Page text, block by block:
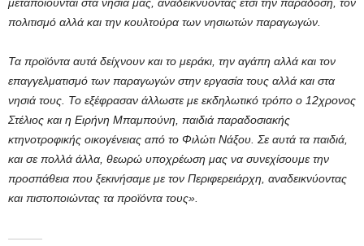
πολιτισμό αλλά και την κουλτούρα των νησιωτών παραγωγών.
Τα προϊόντα αυτά δείχνουν και το μεράκι, την αγάπη αλλά και τον
επαγγελματισμό των παραγωγών στην εργασία τους αλλά και στα
νησιά τους. Το εξέφρασαν άλλωστε με εκδηλωτικό τρόπο ο 12χρονος
Στέλιος και η Ειρήνη Μπαμπούνη, παιδιά παραδοσιακής
κτηνοτροφικής οικογένειας από το Φιλώτι Νάξου. Σε αυτά τα παιδιά,
και σε πολλά άλλα, θεωρώ υποχρέωση μας να συνεχίσουμε την
προσπάθεια που ξεκινήσαμε με τον Περιφερειάρχη, αναδεικνύοντας
και πιστοποιώντας τα προϊόντα τους».